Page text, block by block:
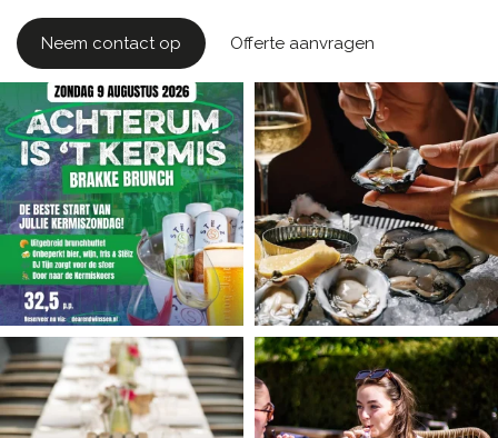
Neem contact op Offerte aanvragen